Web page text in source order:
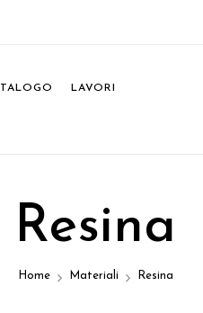
LAVORI
Resina
Home Materiali Resina